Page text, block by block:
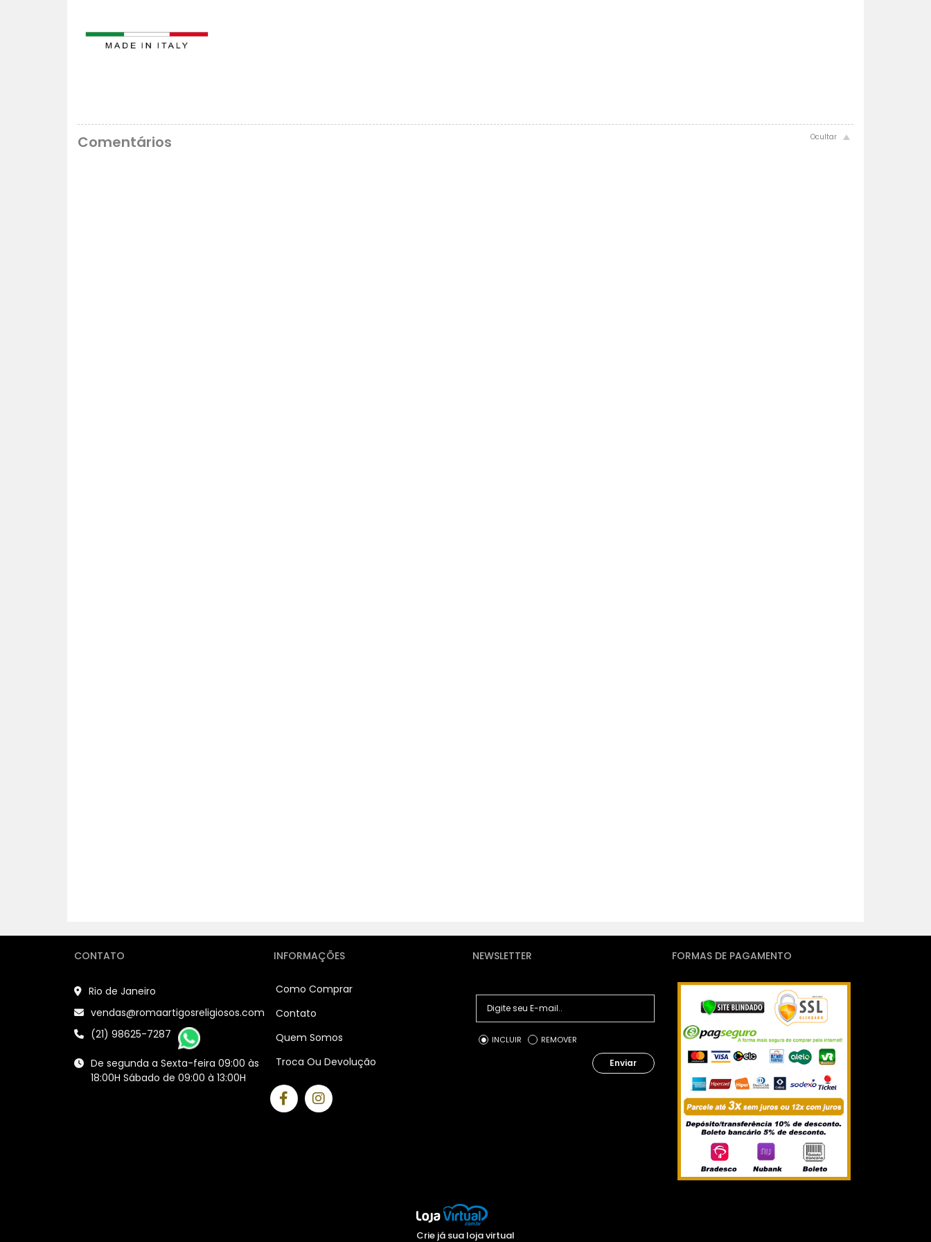
Comentários
CONTATO
Rio de Janeiro
vendas@romaartigosreligiosos.com
(21) 98625-7287
De segunda a Sexta-feira 09:00 às
18:00H Sábado de 09:00 à 13:00H
INFORMAÇÕES
Como Comprar
Contato
Quem Somos
Troca Ou Devolução
NEWSLETTER
INCLUIR REMOVER
Enviar
FORMAS DE PAGAMENTO
Crie já sua loja virtual